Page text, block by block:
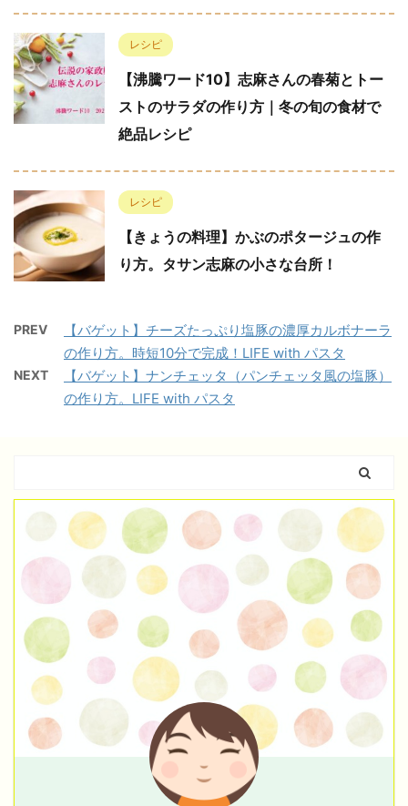
レシピ
【沸騰ワード10】志麻さんの春菊とトー
ストのサラダの作り方｜冬の旬の食材で
絶品レシピ
レシピ
【きょうの料理】かぶのポタージュの作
り方。タサン志麻の小さな台所！
PREV
【バゲット】チーズたっぷり塩豚の濃厚カルボナーラ
の作り方。時短10分で完成！LIFE with パスタ
NEXT
【バゲット】ナンチェッタ（パンチェッタ風の塩豚）
の作り方。LIFE with パスタ